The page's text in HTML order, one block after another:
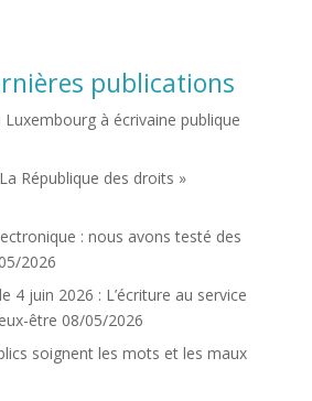
publications
à écrivaine publique
République des droits »
: nous avons testé des
2026
4 juin 2026 : L’écriture au service
être 08/05/2026
soignent les mots et les maux